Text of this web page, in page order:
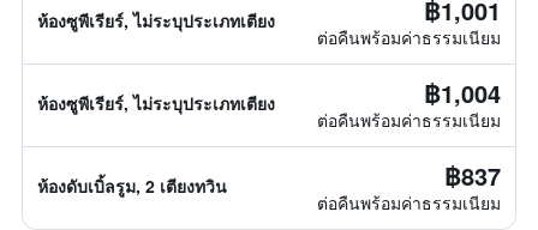
ห้องซูพีเรียร์, ไม่ระบุประเภทเตียง ฿1,001
ต่อคืนพร้อมค่าธรรมเนียม
ห้องซูพีเรียร์, ไม่ระบุประเภทเตียง ฿1,004
ต่อคืนพร้อมค่าธรรมเนียม
ห้องดับเบิ้ลรูม, 2 เตียงทวิน ฿837
ต่อคืนพร้อมค่าธรรมเนียม